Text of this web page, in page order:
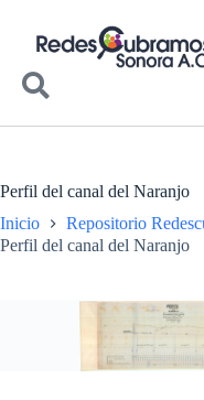
Perfil del canal del Naranjo
Inicio
Repositorio
Perfil del canal del Naranjo